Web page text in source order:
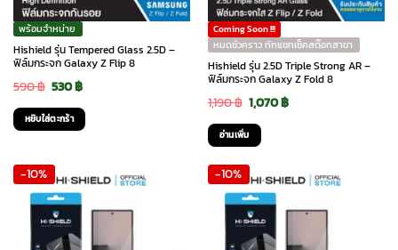
พร้อมจำหน่าย
Hishield รุ่น Tempered Glass 2.5D –
ฟิล์มกระจก Galaxy Z Flip 8
590฿ Original
price
was:
590 ฿.
530฿Current
price
is:
หยิบใส่ตะกร้า
Coming Soon !!!
หมดชั่วคราว ทักแชทเช็คสต๊อกสาขา
Hishield รุ่น 2.5D Triple Strong AR –
ฟิล์มกระจก Galaxy Z Fold 8
1,190฿ Original
price
was:
1,190 ฿.
1,070฿Current
1,070 ฿.
อ่านเพิ่ม
-10% -10%